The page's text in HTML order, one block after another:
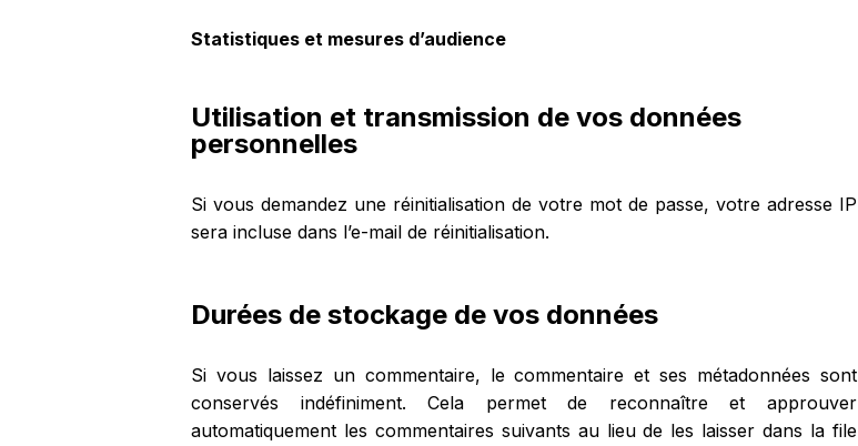
Statistiques et mesures d’audience
Utilisation et transmission de vos données
personnelles
Si vous demandez une réinitialisation de votre mot de passe, votre adresse IP
sera incluse dans l’e-mail de réinitialisation.
Durées de stockage de vos données
Si vous laissez un commentaire, le commentaire et ses métadonnées sont
conservés indéfiniment. Cela permet de reconnaître et approuver
automatiquement les commentaires suivants au lieu de les laisser dans la file